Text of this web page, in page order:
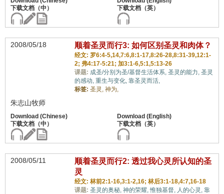
2008/05/18 顺着圣灵而行3: 如何区别圣灵和肉体？
经文: 罗6:4-5,14,7:6,8:1-17,8:26-28,8:31-39,12:1-
2; 弗4:17-5:21; 加3:1-6,5:1,5:13-26
课题: 成圣/分别为圣/基督生活体系, 圣灵的能力, 圣灵
的感动, 重生与变化, 靠圣灵而活,
标签: 圣灵, 神为,
朱志山牧师
2008/05/11
顺着圣灵而行2: 透过我心灵所认知的圣
灵
经文: 林前2:1-16,3:1-2,16; 林后3:1-18,4:7,16-18
课题: 圣灵的奥秘, 神的荣耀,惟独基督, 人的心灵, 靠